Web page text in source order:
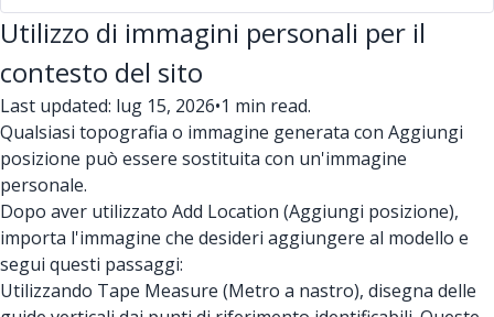
Utilizzo di immagini personali per il
contesto del sito
Last updated: lug 15, 2026•1 min read.
Qualsiasi topografia o immagine generata con Aggiungi
posizione può essere sostituita con un'immagine
personale.
Dopo aver utilizzato Add Location (Aggiungi posizione),
importa l'immagine che desideri aggiungere al modello e
segui questi passaggi:
Utilizzando Tape Measure (Metro a nastro), disegna delle